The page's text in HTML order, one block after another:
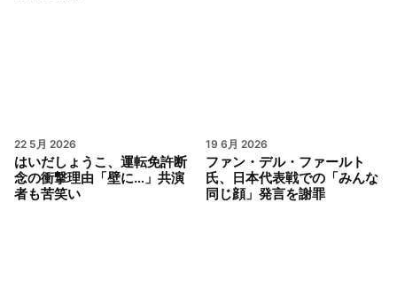
22 5月 2026
はいだしょうこ、運転免許断
念の衝撃理由「壁に…」共演
者も苦笑い
19 6月 2026
ファン・デル・ファールト
氏、日本代表戦での「みんな
同じ顔」発言を謝罪